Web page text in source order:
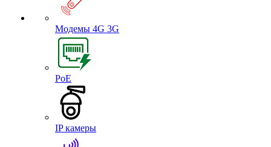
Модемы 4G 3G
PoE
IP камеры